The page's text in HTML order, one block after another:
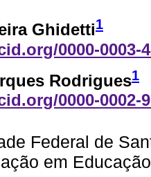
Ghidetti1
0000-0003-
Rodrigues1
0000-0002-
Federal de
em